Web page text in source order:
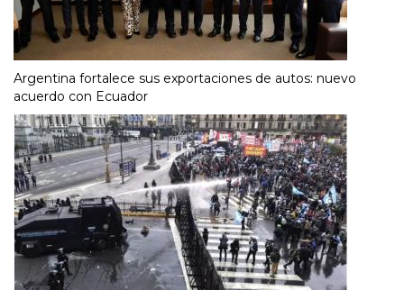
Argentina fortalece sus exportaciones de autos: nuevo
acuerdo con Ecuador